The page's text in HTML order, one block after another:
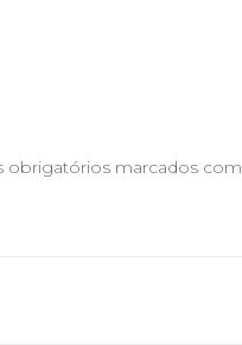
obrigatórios marcados com